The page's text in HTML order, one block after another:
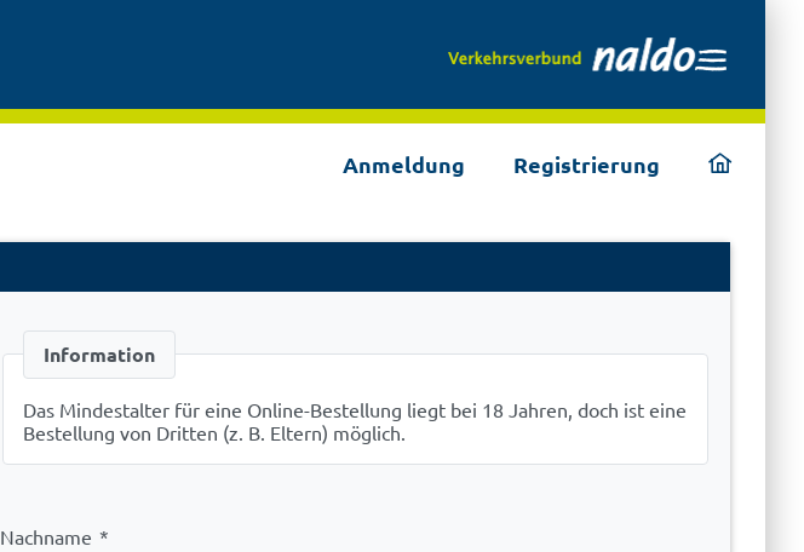
Anmeldung Registrierung
ding
Information
Das Mindestalter für eine Online-Bestellung liegt bei 18 Jahren, doch ist eine
Bestellung von Dritten (z. B. Eltern) möglich.
Nachname *